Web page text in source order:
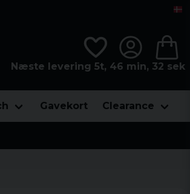
Næste levering 5t, 46 min, 31 sek
Gavekort Clearance